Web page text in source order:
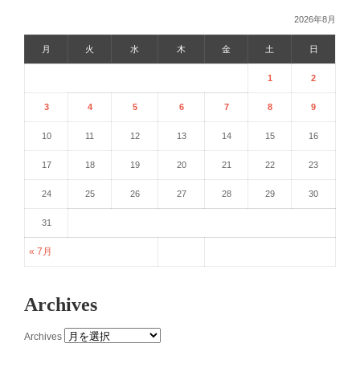
2026年8月
月 火 水 木 金 土 日
« 7月
1 2
3 4 5 6 7 8 9
10 11 12 13 14 15 16
17 18 19 20 21 22 23
24 25 26 27 28 29 30
31
Archives
Archives